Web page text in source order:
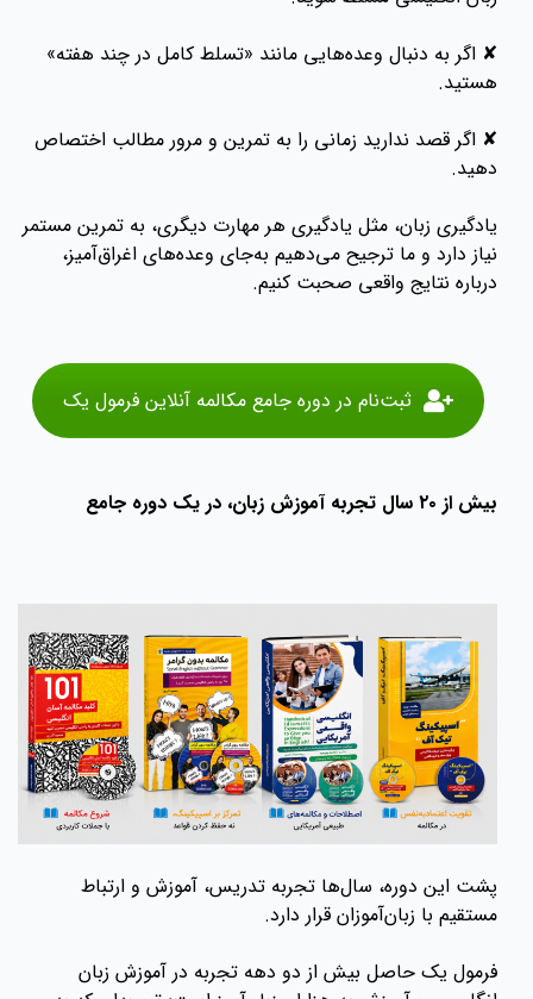
✘ اگر به دنبال وعده‌هایی مانند «تسلط کامل در چند هفته»
هستید.
✘ اگر قصد ندارید زمانی را به تمرین و مرور مطالب اختصاص
دهید.
یادگیری زبان، مثل یادگیری هر مهارت دیگری، به تمرین مستمر
نیاز دارد و ما ترجیح می‌دهیم به‌جای وعده‌های اغراق‌آمیز،
درباره نتایج واقعی صحبت کنیم.
ثبت‌نام در دوره جامع مکالمه آنلاین فرمول یک
بیش از ۲۰ سال تجربه آموزش زبان، در یک دوره جامع
پشت این دوره، سال‌ها تجربه تدریس، آموزش و ارتباط
مستقیم با زبان‌آموزان قرار دارد.
فرمول یک حاصل بیش از دو دهه تجربه در آموزش زبان